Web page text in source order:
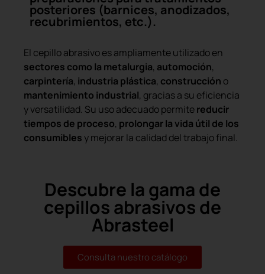
posteriores (barnices, anodizados,
recubrimientos, etc.).
El cepillo abrasivo es ampliamente utilizado en
sectores como la metalurgia, automoción,
carpintería, industria plástica, construcción o
mantenimiento industrial, gracias a su eficiencia
y versatilidad. Su uso adecuado permitereducir
tiempos de proceso, prolongar la vida útil de los
consumibles y mejorar la calidad del trabajo final.
Descubre la gama de
cepillos abrasivos de
Abrasteel
Consulta nuestro catálogo